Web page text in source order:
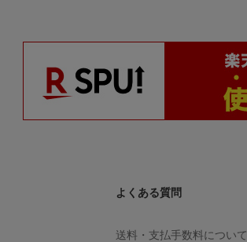
よくある質問
送料・支払手数料について